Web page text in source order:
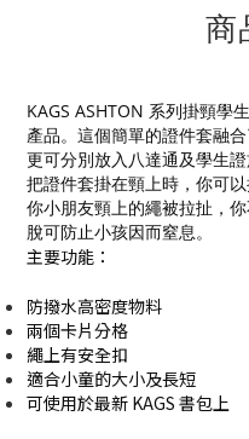
商
KAGS ASHTON 系列掛頸學
產品。這個簡單的證件套融
更可分別放入八達通及學生
把證件套掛在頸上時，你可
你小朋友頸上的繩被拉扯，
脫可防止小孩因而窒息。
主要功能：
防撥水高密度物料
兩個卡片分格
繩上有安全扣
適合小童的大小及長短
可使用於最新 KAGS 書包上